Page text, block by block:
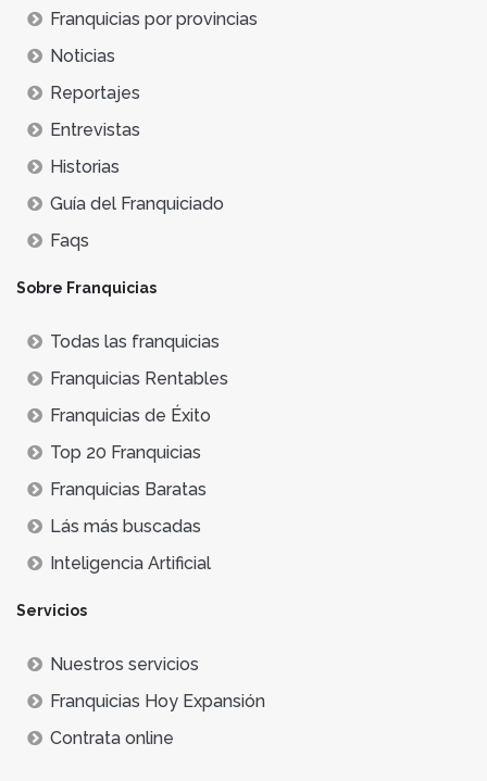
Franquicias por provincias
Noticias
Reportajes
Entrevistas
Historias
Guía del Franquiciado
Faqs
Sobre Franquicias
Todas las franquicias
Franquicias Rentables
Franquicias de Éxito
Top 20 Franquicias
Franquicias Baratas
Lás más buscadas
Inteligencia Artificial
Servicios
Nuestros servicios
Franquicias Hoy Expansión
Contrata online